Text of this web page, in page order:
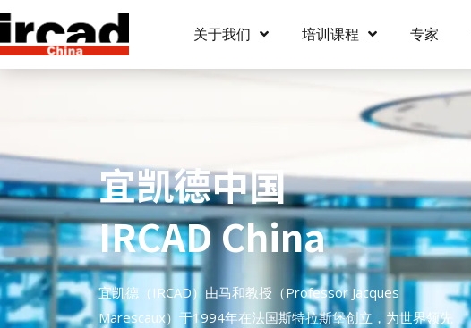
关于我们 培训课程 专家
宜凯德中国
IRCAD China
宜凯德（IRCAD）由马和教授（Professor Jacques
Marescaux）于1994年在法国斯特拉斯堡创立，为世界领先